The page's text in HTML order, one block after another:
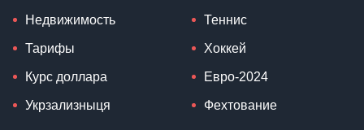
Недвижимость
Тарифы
Курс доллара
Укрзализныця
Теннис
Хоккей
Евро-2024
Фехтование